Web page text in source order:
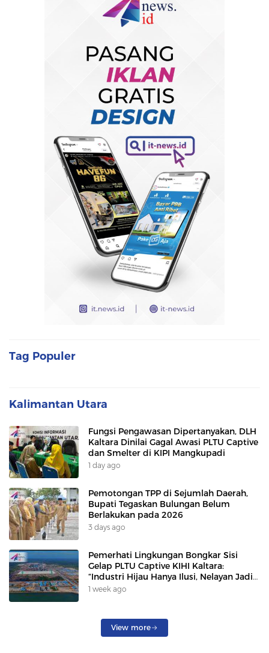
Tag Populer
Kalimantan Utara
Fungsi Pengawasan Dipertanyakan, DLH
Kaltara Dinilai Gagal Awasi PLTU Captive
dan Smelter di KIPI Mangkupadi
1 day ago
Pemotongan TPP di Sejumlah Daerah,
Bupati Tegaskan Bulungan Belum
Berlakukan pada 2026
3 days ago
Pemerhati Lingkungan Bongkar Sisi
Gelap PLTU Captive KIHI Kaltara:
“Industri Hijau Hanya Ilusi, Nelayan Jadi
Korban”
1 week ago
View more